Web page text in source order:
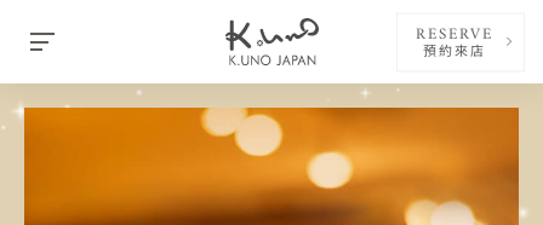
RESERVE
預約來店